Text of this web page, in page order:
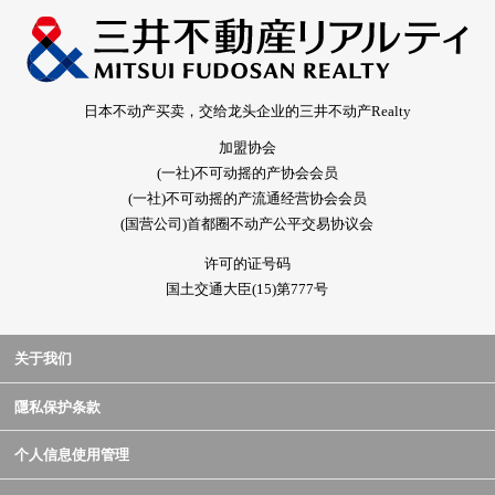
日本不动产买卖，交给龙头企业的三井不动产Realty
加盟协会
(一社)不可动摇的产协会会员
(一社)不可动摇的产流通经营协会会员
(国营公司)首都圈不动产公平交易协议会
许可的证号码
国土交通大臣(15)第777号
关于我们
隱私保护条款
个人信息使用管理